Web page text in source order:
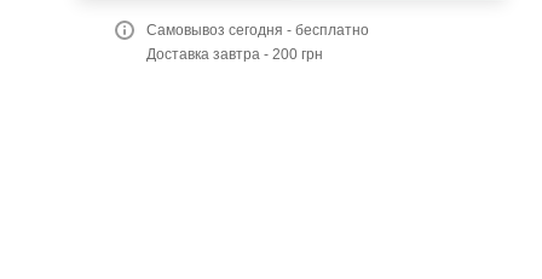
Самовывоз сегодня - бесплатно
Доставка завтра - 200 грн